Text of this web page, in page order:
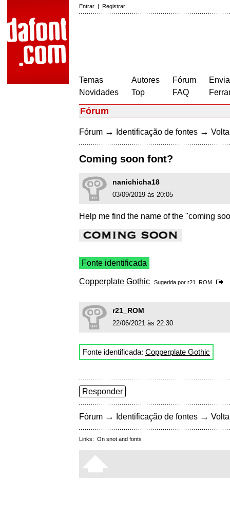
Entrar | Registrar
Temas
Novidades
Autores
Top
Fórum
FAQ
Fórum
Fórum → Identificação de fontes →
Coming soon font?
nanichicha18
03/09/2019 às 20:05
Help me find the name of the "coming
Fonte identificada
Copperplate Gothic Sugerida por r21_ROM
r21_ROM
22/06/2021 às 22:30
Fonte identificada: Copperplate Gothic
Responder
Fórum → Identificação de fontes →
Links: On snot and fonts